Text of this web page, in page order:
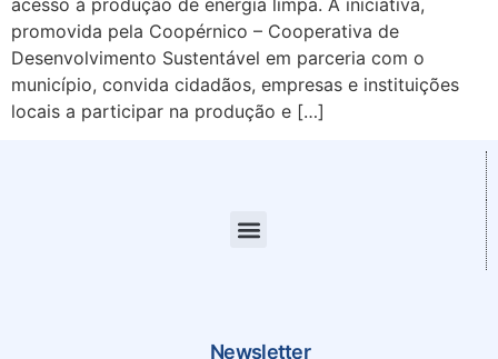
acesso à produção de energia limpa. A iniciativa,
promovida pela Coopérnico – Cooperativa de
Desenvolvimento Sustentável em parceria com o
município, convida cidadãos, empresas e instituições
locais a participar na produção e […]
Newsletter